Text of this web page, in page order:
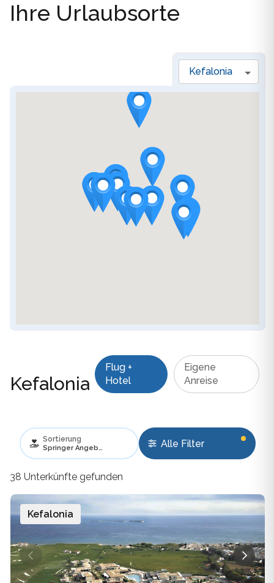
Ihre Urlaubsorte
Kefalonia
Kefalonia
Flug +
Hotel
Eigene
Anreise
Sortierung
Springer Angebote bevorzugen Alle Filter
38 Unterkünfte gefunden
Kefalonia